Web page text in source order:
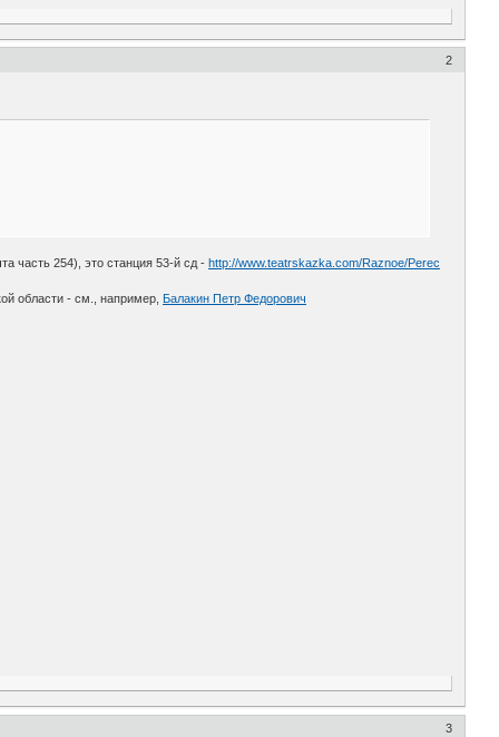
2
часть 254), это станция 53-й сд - http://www.teatrskazka.com/Raznoe/Perec
области - см., например, Балакин Петр Федорович
3